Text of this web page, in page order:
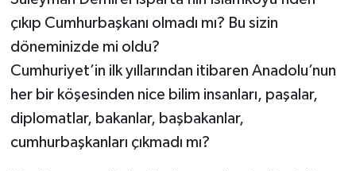
çıkıp Cumhurbaşkanı olmadı mı? Bu sizin
döneminizde mi oldu?
Cumhuriyet’in ilk yıllarından itibaren Anadolu’nun
her bir köşesinden nice bilim insanları, paşalar,
diplomatlar, bakanlar, başbakanlar,
cumhurbaşkanları çıkmadı mı?